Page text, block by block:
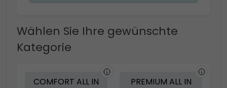
Wählen Sie Ihre gewünschte
Kategorie
COMFORT ALL IN PREMIUM ALL IN